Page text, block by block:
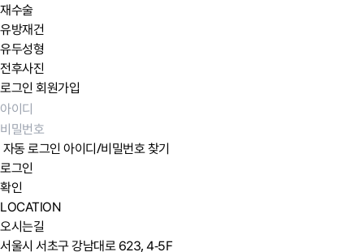
재수술
유방재건
유두성형
전후사진
로그인 회원가입
자동 로그인아이디/비밀번호 찾기
로그인
확인
LOCATION
오시는길
서울시 서초구 강남대로 623, 4-5F